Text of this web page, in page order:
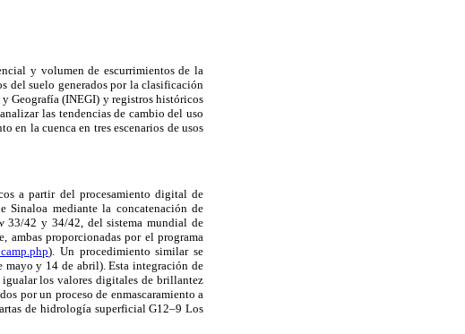
y volumen de escurrimientos de la
del suelo generados por la clasificación
Geografía (INEGI) y registros históricos
las tendencias de cambio del uso
en la cuenca en tres escenarios de usos
a partir del procesamiento digital de
Sinaloa mediante la concatenación de
33/42 y 34/42, del sistema mundial de
ambas proporcionadas por el programa
). Un procedimiento similar se
mayo y 14 de abril). Esta integración de
los valores digitales de brillantez
por un proceso de enmascaramiento a
de hidrología superficial G12–9 Los